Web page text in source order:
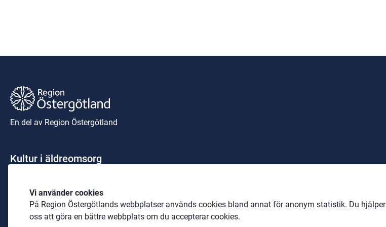
Vi använder cookies
På Region Östergötlands webbplatser används cookies bland annat för anonym statistik. Du hjälper
oss att göra en bättre webbplats om du accepterar cookies.
En del av Region Östergötland
Kultur i äldreomsorg
Telefon: 0760-24 41 61
E-post: ostergotland@skadebanan.se